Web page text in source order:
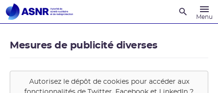
Menu
Mesures de publicité diverses
Autorisez le dépôt de cookies pour accéder aux